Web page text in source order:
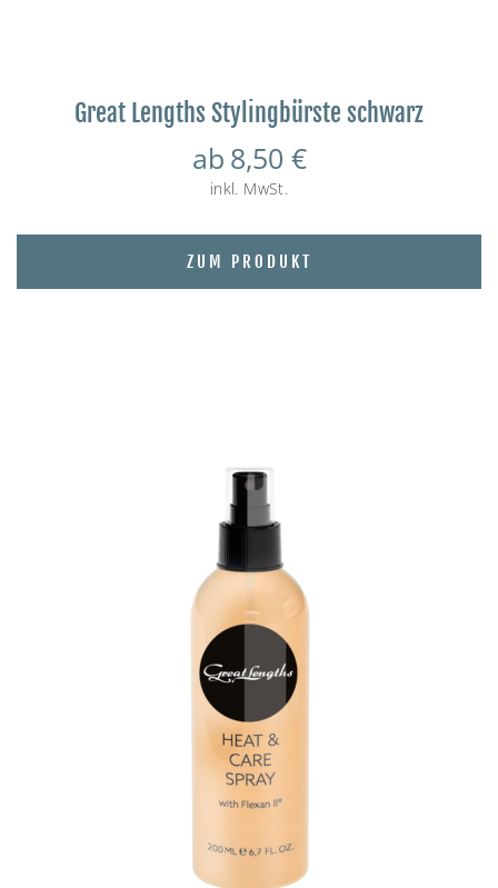
Great Lengths Stylingbürste schwarz
ab 8,50 €
inkl. MwSt.
ZUM PRODUKT